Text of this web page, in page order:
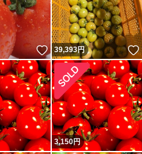
いいね！
39,393円
3,150円